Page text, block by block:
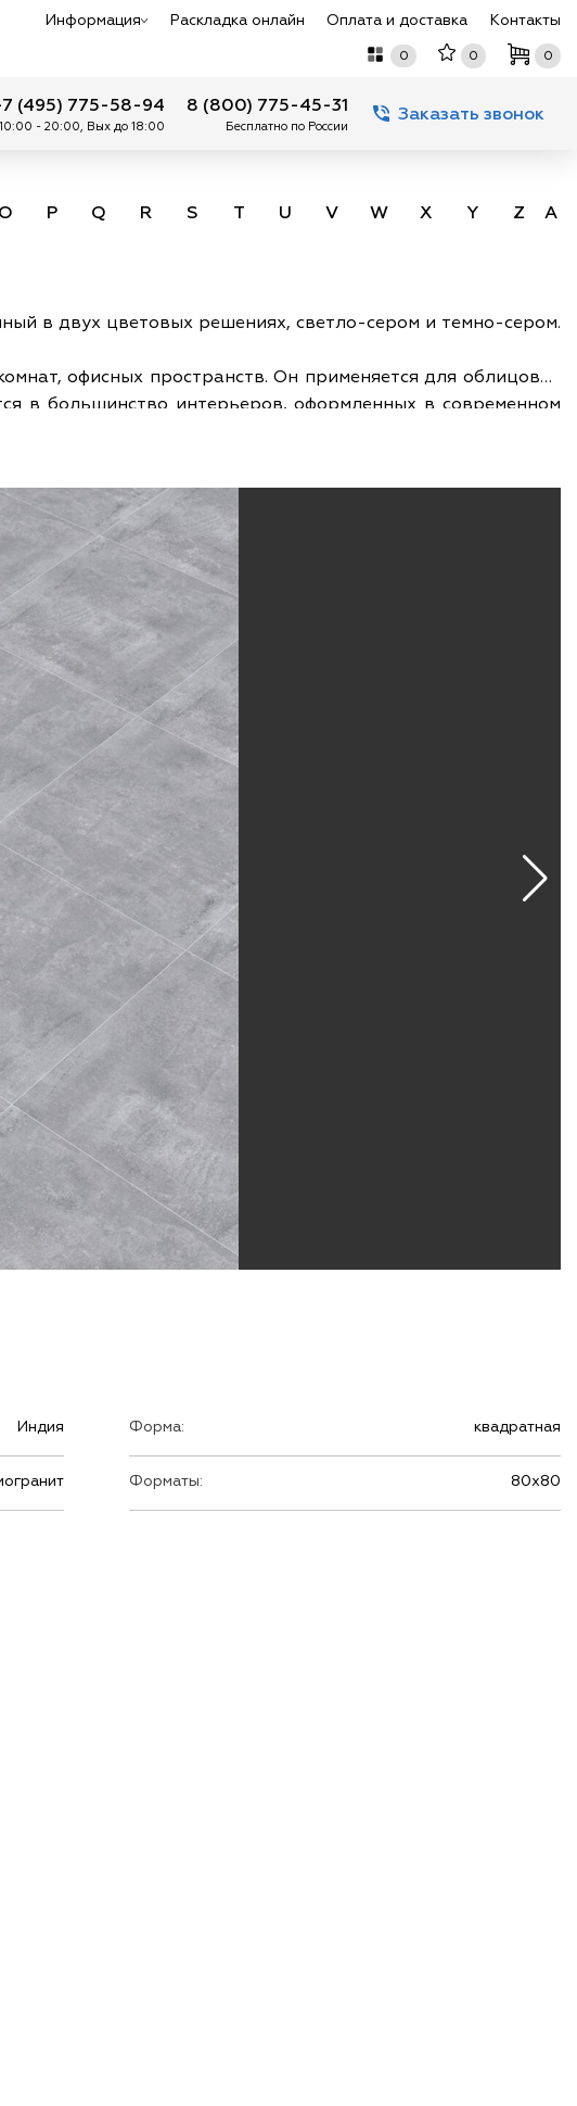
Информация Раскладка онлайн Оплата и доставка Контакты
0 0 0
(495) 775-58-94
- 20:00, Вых до 18:00
8 (800) 775-45-31
Бесплатно по России
Заказать звонок
O P Q R S T U V W X Y Z А -
в двух цветовых решениях, светло-сером и темно-сером.
офисных пространств. Он применяется для облицовки
в большинство интерьеров, оформленных в современном
гармоничный фон для любой обстановки, придает ей
на вершине тренда в сфере керамических покрытий.
воздействиям и ультрафиолету.
Индия Форма: квадратная
Форматы: 80х80